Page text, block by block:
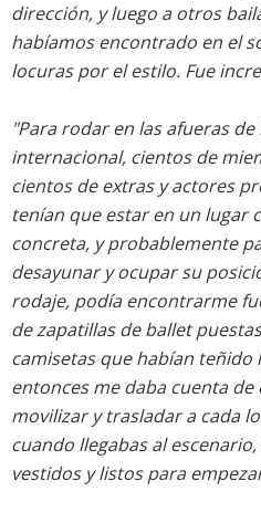
dirección, y luego a otros
habíamos encontrado en el
locuras por el estilo. Fue
"Para rodar en las afueras
internacional, cientos de
cientos de extras y actores
tenían que estar en un lugar
concreta, y probablemente
desayunar y ocupar su
rodaje, podía encontrarme
de zapatillas de ballet
camisetas que habían teñido
entonces me daba cuenta
movilizar y trasladar a cada
cuando llegabas al
vestidos y listos para